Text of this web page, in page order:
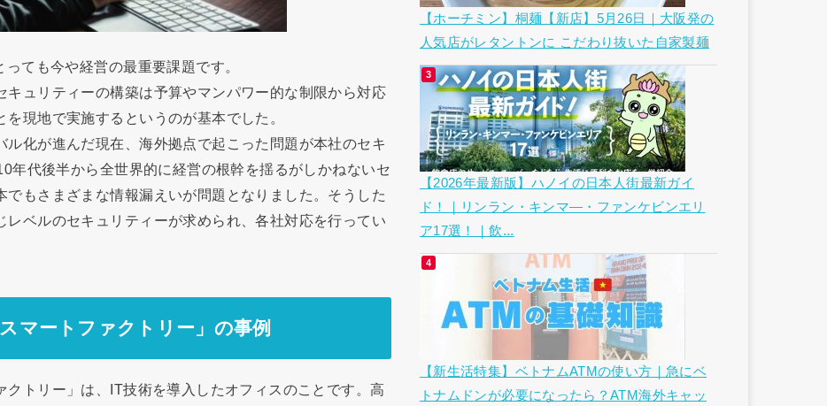
ても今や経営の最重要課題です。
ュリティーの構築は予算やマンパワー的な制限から対応
現地で実施するというのが基本でした。
ル化が進んだ現在、海外拠点で起こった問題が本社のセキ
年代後半から全世界的に経営の根幹を揺るがしかねないセ
もさまざまな情報漏えいが問題となりました。そうした
ベルのセキュリティーが求められ、各社対応を行ってい
マートファクトリー」の事例
クトリー」は、IT技術を導入したオフィスのことです。高
【ホーチミン】桐麺【新店】5月26日｜大阪発の
人気店がレタントンに こだわり抜いた自家製麺
【2026年最新版】ハノイの日本人街最新ガイ
ド！｜リンラン・キンマ―・ファンケビンエリ
ア17選！｜飲...
【新生活特集】ベトナムATMの使い方｜急にベ
トナムドンが必要になったら？ATM海外キャッ